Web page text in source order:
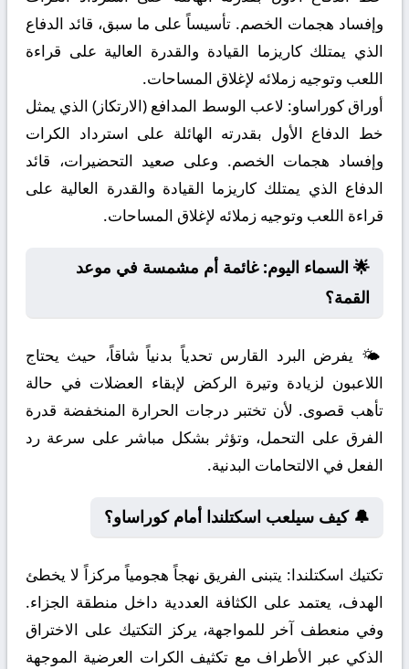
وإفساد هجمات الخصم. تأسيساً على ما سبق، قائد الدفاع
الذي يمتلك كاريزما القيادة والقدرة العالية على قراءة
اللعب وتوجيه زملائه لإغلاق المساحات.
أوراق كوراساو: لاعب الوسط المدافع (الارتكاز) الذي يمثل
خط الدفاع الأول بقدرته الهائلة على استرداد الكرات
وإفساد هجمات الخصم. وعلى صعيد التحضيرات، قائد
الدفاع الذي يمتلك كاريزما القيادة والقدرة العالية على
قراءة اللعب وتوجيه زملائه لإغلاق المساحات.
🌟 السماء اليوم: غائمة أم مشمسة في موعد
القمة؟
🌤️ يفرض البرد القارس تحدياً بدنياً شاقاً، حيث يحتاج
اللاعبون لزيادة وتيرة الركض لإبقاء العضلات في حالة
تأهب قصوى. لأن تختبر درجات الحرارة المنخفضة قدرة
الفرق على التحمل، وتؤثر بشكل مباشر على سرعة رد
الفعل في الالتحامات البدنية.
🔔 كيف سيلعب اسكتلندا أمام كوراساو؟
تكتيك اسكتلندا: يتبنى الفريق نهجاً هجومياً مركزاً لا يخطئ
الهدف، يعتمد على الكثافة العددية داخل منطقة الجزاء.
وفي منعطف آخر للمواجهة، يركز التكتيك على الاختراق
الذكي عبر الأطراف مع تكثيف الكرات العرضية الموجهة